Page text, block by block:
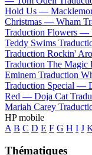
Hold Us —
Christmas — Wham
Traduction Flowers —
Teddy Swims
Traduction Rockin'
Traduction The
Eminem Traduction
Traduction Special —
Red — Doja Cat
Mariah Carey
HP mobile
A B C D E F G H I J
Thématiques